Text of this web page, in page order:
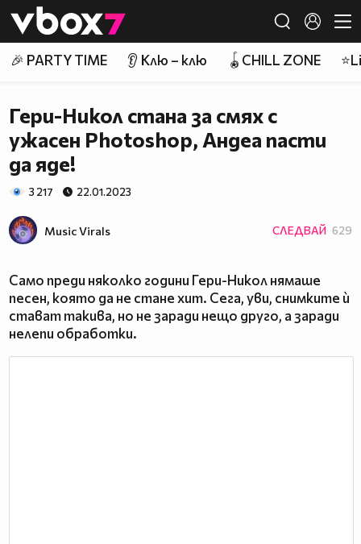
👾
🎉 PARTY TIME 👂 Клю – клю 🪀CHILL ZONE
Гери-Никол стана за смях с
ужасен Photoshop, Андеа пасти
да яде!
3 217 22.01.2023
Music Virals СЛЕДВАЙ 629
Само преди няколко години Гери-Никол нямаше
песен, която да не стане хит. Сега, уви, снимките ѝ
стават такива, но не заради нещо друго, а заради
нелепи обработки.